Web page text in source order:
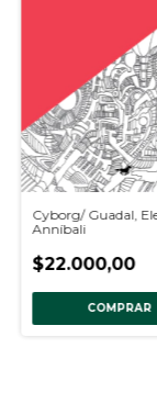
Cyborg/ Guadal,
Anníbali
$22.000,00
COMPRAR